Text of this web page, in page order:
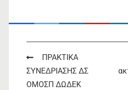
ΑΚΤΟΠΛ-ΣΥΝΔ-ΚΑΡΠ-ΚΑΣ-ΙΟΥΝ-
Post
navigation
ΠΡΑΚΤΙΚΑ
ΣΥΝΕΔΡΙΑΣΗΣ ΔΣ
ΟΜΟΣΠ ΔΩΔΕΚ